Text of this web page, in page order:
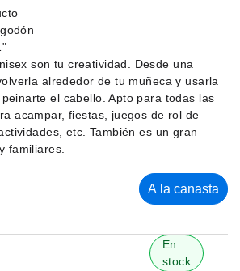
son tu creatividad. Desde una
alrededor de tu muñeca y usarla
el cabello. Apto para todas las
acampar, fiestas, juegos de rol de
etc. También es un gran
familiares.
A la canasta
En
stock